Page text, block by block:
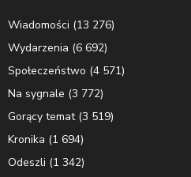
Wiadomości (13 276)
Wydarzenia (6 692)
Społeczeństwo (4 571)
Na sygnale (3 772)
Gorący temat(3 519)
Kronika (1 694)
Odeszli (1 342)